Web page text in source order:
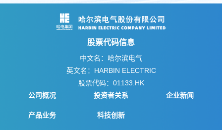
股票代码信息
中文名：哈尔滨电气
英文名：HARBIN ELECTRIC
股票代码：01133.HK
公司概况
投资者关系 企业新闻
产品业务 科技创新